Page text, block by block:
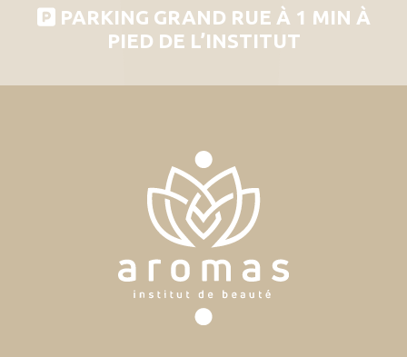
PARKING GRAND RUE À 1 MIN À
PIED DE L’INSTITUT